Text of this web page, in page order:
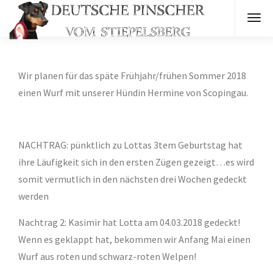
Wir planen für das späte Frühjahr/frühen Sommer 2018
einen Wurf mit unserer Hündin Hermine von Scopingau.
NACHTRAG: pünktlich zu Lottas 3tem Geburtstag hat
ihre Läufigkeit sich in den ersten Zügen gezeigt…es wird
somit vermutlich in den nächsten drei Wochen gedeckt
werden
Nachtrag 2: Kasimir hat Lotta am 04.03.2018 gedeckt!
Wenn es geklappt hat, bekommen wir Anfang Mai einen
Wurf aus roten und schwarz-roten Welpen!